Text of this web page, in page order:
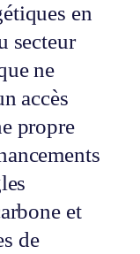
en
secteur
ne
accès
propre
et
de